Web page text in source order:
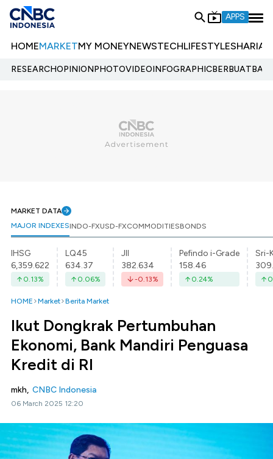
APPS
HOMEMARKETMY MONEYNEWSTECHLIFESTYLESHARIA
RESEARCHOPINIONPHOTOVIDEOINFOGRAPHIC
MARKET DATA
MAJOR INDEXESINDO-FXUSD-FXCOMMODITIESBONDS
IHSG
6,359.622
0.13%
LQ45
634.37
0.06%
JII
382.634
-0.13%
Pefindo i-Grade
158.46
0.24%
Sri-
HOME Market Berita Market
Ikut Dongkrak Pertumbuhan
Ekonomi, Bank Mandiri Penguasa
Kredit di RI
mkh, CNBC Indonesia
06 March 2025 12:20